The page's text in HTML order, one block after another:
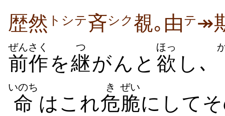
歴然 トシテ斉シク 覩｡由テ↠
前作
ぜんさく
を継
つ
がんと 欲
ほっ
し､
命
いのち
はこれ危
き
脆
ぜい
にして